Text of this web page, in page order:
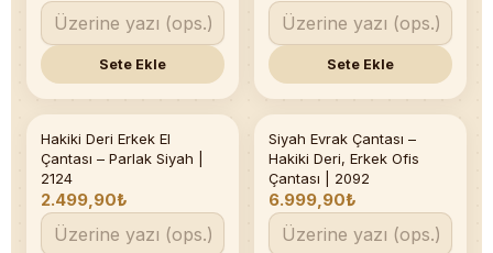
Sete Ekle Sete Ekle
Hakiki Deri Erkek El
Çantası – Parlak Siyah |
2124
2.499,90₺
Son 2 adet
Siyah Evrak Çantası –
Hakiki Deri, Erkek Ofis
Çantası | 2092
6.999,90₺